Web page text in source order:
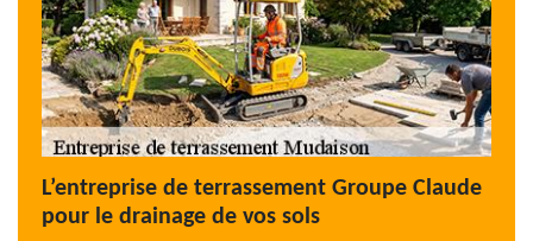
L’entreprise de terrassement Groupe Claude
pour le drainage de vos sols